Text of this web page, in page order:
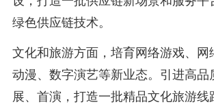
绿色供应链技术。
文化和旅游方面，培育网络游戏、网
动漫、数字演艺等新业态。引进高品
展、首演，打造一批精品文化旅游线